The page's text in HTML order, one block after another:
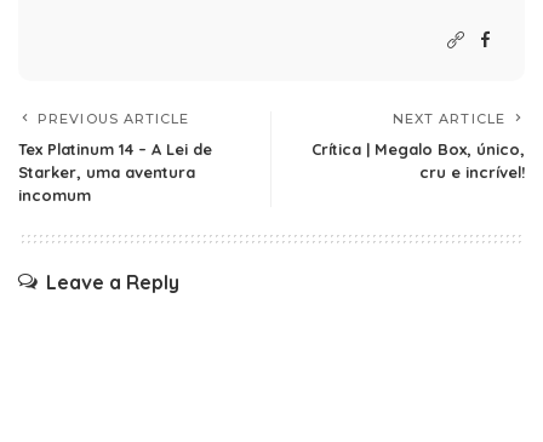
PREVIOUS ARTICLE
Tex Platinum 14 – A Lei de
Starker, uma aventura
incomum
NEXT ARTICLE
Crítica | Megalo Box, único,
cru e incrível!
Leave a Reply